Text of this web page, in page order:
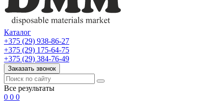
Каталог
+375 (29) 938-86-27
+375 (29) 175-64-75
+375 (29) 384-76-49
Заказать звонок
Все результаты
0 0 0